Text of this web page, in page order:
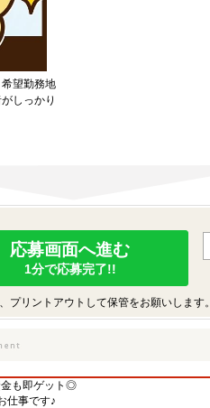
望勤務地
しっかり
応募画面へ進む
1分で応募完了!!
リントアウトして保管をお願いします。
金も即ゲット◎
仕事です♪